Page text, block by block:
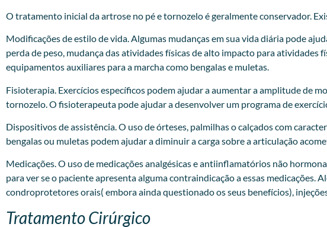
O tratamento inicial da artrose no pé e tornozelo é geralmente conservador.
Modificações de estilo de vida. Algumas mudanças em sua vida diária pode
perda de peso, mudança das atividades físicas de alto impacto para
equipamentos auxiliares para a marcha como bengalas e muletas.
Fisioterapia. Exercícios específicos podem ajudar a aumentar a amplitude de
tornozelo. O fisioterapeuta pode ajudar a desenvolver um programa de
Dispositivos de assistência. O uso de órteses, palmilhas o calçados com
bengalas ou muletas podem ajudar a diminuir a carga sobre a articulação
Medicações. O uso de medicações analgésicas e antiinflamatórios não
para ver se o paciente apresenta alguma contraindicação a essas medicações.
condroprotetores orais( embora ainda questionado os seus benefícios),
Tratamento Cirúrgico